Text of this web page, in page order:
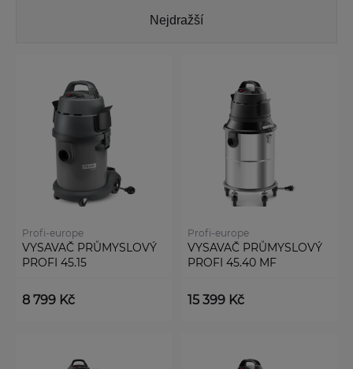
Nejdražší
Profi-europe
VYSAVAČ PRŮMYSLOVÝ
PROFI 45.15
8 799 Kč
Profi-europe
VYSAVAČ PRŮMYSLOVÝ
PROFI 45.40 MF
15 399 Kč